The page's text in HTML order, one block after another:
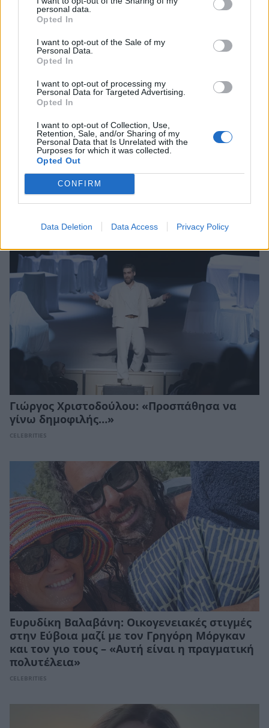
personal data.
Opted In
I want to opt-out of the Sale of my
Personal Data.
Opted In
I want to opt-out of processing my
Personal Data for Targeted Advertising.
Opted In
I want to opt-out of Collection, Use,
Retention, Sale, and/or Sharing of my
Personal Data that Is Unrelated with the
Purposes for which it was collected.
Opted Out
CONFIRM
Data Deletion Data Access Privacy Policy
Ζώδια σήμερα: Οι προβλέψεις της Δευτέρας
ΔΕΙΤΕ ΑΚΟΜΑ
ΖΩΔΙΑ ΖΩΔΙΑ ΣΗΜΕΡΑ
ΠΕΡΙΣΣΟΤΕΡΑ ΣΤΟ
Γιώργος Χριστοδούλου: «Προσπάθησα να
γίνω δημοφιλής…»
CELEBRITIES
Ευρυδίκη Βαλαβάνη: Οικογενειακές στιγμές
στην Εύβοια μαζί με τον Γρηγόρη Μόργκαν
και τον γιο τους – «Αυτή είναι η πραγματική
πολυτέλεια»
CELEBRITIES